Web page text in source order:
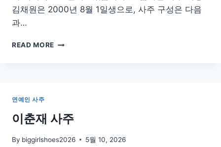
김채원은 2000년 8월 1일생으로, 사주 구성은 다음
과…
READ MORE 르
사
주
연예인 사주
이춘재 사주
By biggirlshoes2026 5월 10, 2026